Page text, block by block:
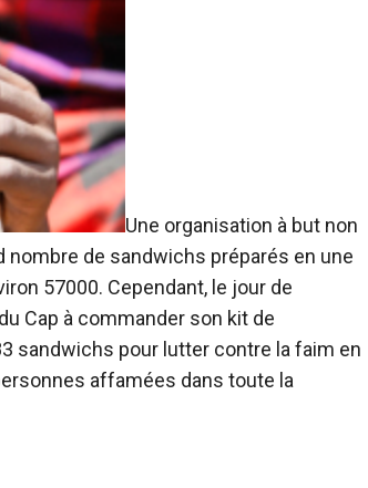
Une organisation à but non
nombre de sandwichs préparés en une
57000. Cependant, le jour de
Cap à commander son kit de
sandwichs pour lutter contre la faim en
affamées dans toute la